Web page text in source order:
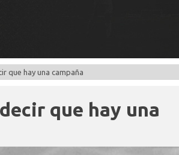
que hay una campaña
que hay una